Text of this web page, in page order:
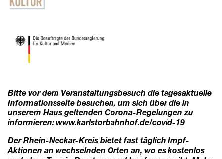
Bitte vor dem Veranstaltungsbesuch die tagesaktuelle
Informationsseite besuchen, um sich über die in
unserem Haus geltenden Corona-Regelungen zu
informieren: www.karlstorbahnhof.de/covid-19
Der Rhein-Neckar-Kreis bietet fast täglich Impf-
Aktionen an wechselnden Orten an, wo es kostenlos